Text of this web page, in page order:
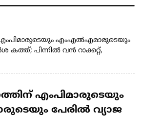
എംഎൽഎമാരുടെയും
കത്ത്; പിന്നിൽ വൻ റാക്കറ്റ്,
എംപിമാരുടെയും
പേരിൽ വ്യാജ